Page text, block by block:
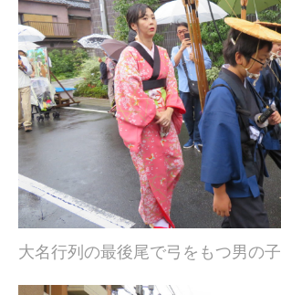
大名行列の最後尾で弓をもつ男の子